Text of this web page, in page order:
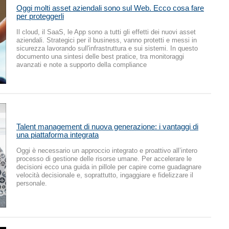
Oggi molti asset aziendali sono sul Web. Ecco cosa fare
per proteggerli
Il cloud, il SaaS, le App sono a tutti gli effetti dei nuovi asset
aziendali. Strategici per il business, vanno protetti e messi in
sicurezza lavorando sull'infrastruttura e sui sistemi. In questo
documento una sintesi delle best pratice, tra monitoraggi
avanzati e note a supporto della compliance
Talent management di nuova generazione: i vantaggi di
una piattaforma integrata
Oggi è necessario un approccio integrato e proattivo all’intero
processo di gestione delle risorse umane. Per accelerare le
decisioni ecco una guida in pillole per capire come guadagnare
velocità decisionale e, soprattutto, ingaggiare e fidelizzare il
personale.